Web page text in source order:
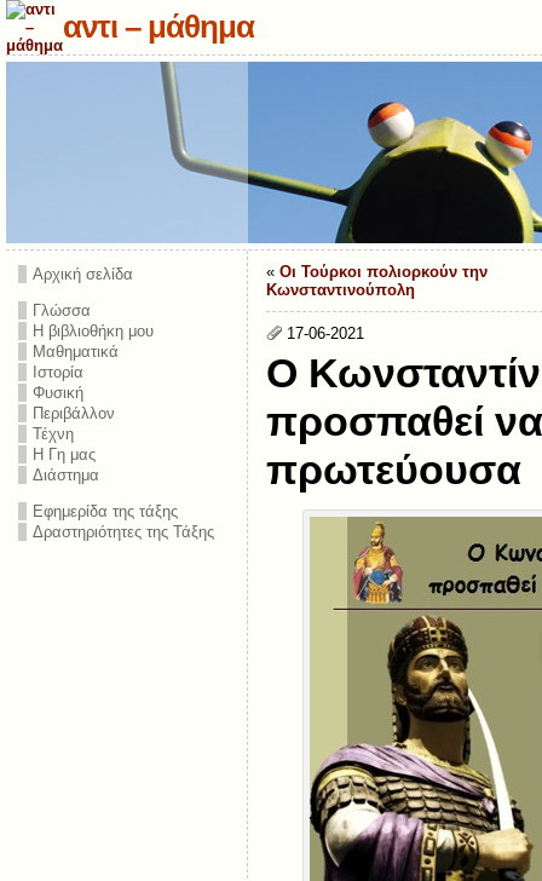
αντι – μάθημα
Αρχική σελίδα
Γλώσσα
Η βιβλιοθήκη μου
Μαθηματικά
Ιστορία
Φυσική
Περιβάλλον
Τέχνη
Η Γη μας
Διάστημα
Εφημερίδα της τάξης
Δραστηριότητες της Τάξης
« Οι Τούρκοι πολιορκούν την
Κωνσταντινούπολη
17-06-2021
Ο
προσπαθεί
πρωτεύουσα